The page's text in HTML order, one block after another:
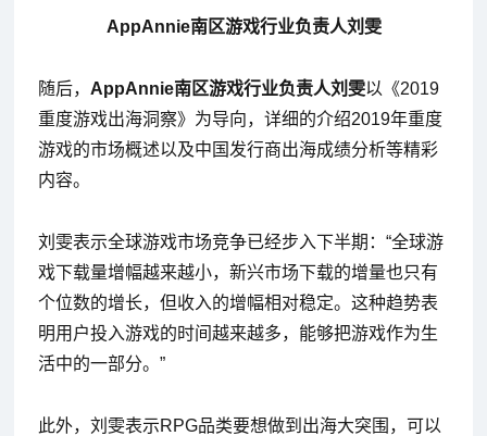
AppAnnie南区游戏行业负责人刘雯
随后， AppAnnie南区游戏行业负责人刘雯以《2019
重度游戏出海洞察》为导向，详细的介绍2019年重度
游戏的市场概述以及中国发行商出海成绩分析等精彩
内容。
刘雯表示全球游戏市场竞争已经步入下半期：“全球游
戏下载量增幅越来越小，新兴市场下载的增量也只有
个位数的增长，但收入的增幅相对稳定。这种趋势表
明用户投入游戏的时间越来越多，能够把游戏作为生
活中的一部分。”
此外，刘雯表示RPG品类要想做到出海大突围，可以